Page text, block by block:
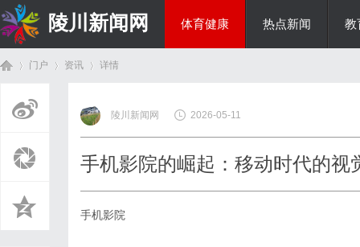
陵川新闻网 体育健康 热点新闻 教
门户 资讯
›
详情
陵川新闻网 2026-05-11
手机影院的崛起：移动时代的视
手机影院